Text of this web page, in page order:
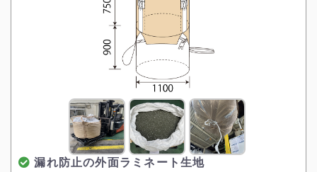
漏れ防止の外面ラミネート生地